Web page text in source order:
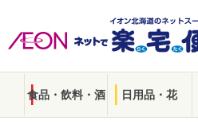
食品・飲料・酒 日用品・花